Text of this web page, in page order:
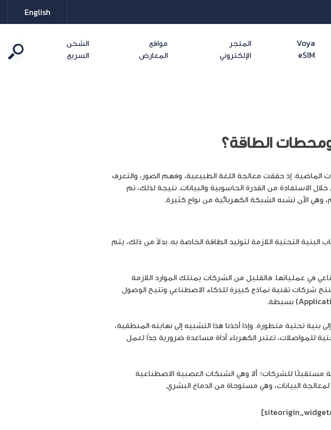
English
Voya
eSIM
المتجر
الإلكتروني
مواقع
المعارض
الشحن
السريع
الطاقة؟
إذ حققت معالجة اللغة الطبيعية، وفهم الصور، والتعرف
أخرى تقدمًا كبيرًا في منتصف عام 2010، وذلك من خلال الاستفادة من القدرة الحاسوبية والبيانات. نتيجة لذلك، تم
وهي الآن تشبه الشبكة الكهربائية من نواحٍ كثيرة.
التحتية اللازمة لتوليد الطاقة الخاصة به. بدلاً من ذلك، يتم
في عملياتها. فالقليل من الشركات يمتلك الموارد اللازمة
شركات تقنية نماذج كبيرة للذكاء الاصطناعي وتتيح الوصول
تحتية متطورة. وإذا أخذنا هذا التشبيه إلى نهايته المنطقية،
للمواصلات، تعتبر الكهرباء أداة مساعدة ضرورية جدًا لعمل
مستقبلًا للشركات؛ ألا وهي الشبكات العصبية الاصطناعية
[/